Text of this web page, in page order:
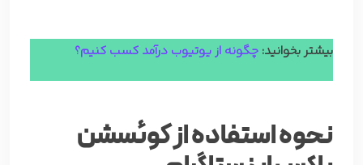
بیشتر بخوانید: چگونه از یوتیوب درآمد کسب کنیم؟
نحوه استفاده از کوئسشن